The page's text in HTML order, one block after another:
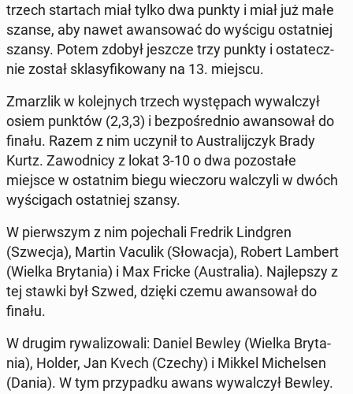
trzech star­tach miał tylko dwa punkty i miał już małe
szanse, aby nawet awan­so­wać do wyścigu ostat­niej
szansy. Potem zdobył jeszcze trzy punkty i osta­tecz­
nie został skla­sy­fi­ko­wa­ny na 13. miejscu.
Zmar­z­lik w ko­lej­nych trzech wy­stę­pach wy­wal­czył
osiem punktów (2,3,3) i bez­po­śred­nio awan­so­wał do
finału. Razem z nim uczynił to Au­stra­lij­czyk Brady
Kurtz. Za­wod­ni­cy z lokat 3-10 o dwa po­zo­sta­łe
miejsce w ostat­nim biegu wie­czo­ru wal­czy­li w dwóch
wy­ści­gach ostat­niej szansy.
W pierw­szym z nim po­je­cha­li Fredrik Lind­gren
(Szwecja), Martin Vaculik (Sło­wa­cja), Robert Lambert
(Wielka Bry­ta­nia) i Max Fricke (Au­stra­lia). Naj­lep­szy z
tej stawki był Szwed, dzięki czemu awan­so­wał do
finału.
W drugim ry­wa­li­zo­wa­li: Daniel Bewley (Wielka Bry­ta­
nia), Holder, Jan Kvech (Czechy) i Mikkel Mi­chel­sen
(Dania). W tym przy­pad­ku awans wy­wal­czył Bewley.